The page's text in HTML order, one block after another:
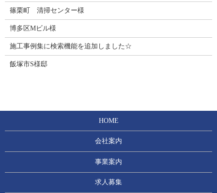
篠栗町 清掃センター様
博多区Mビル様
施工事例集に検索機能を追加しました☆
飯塚市S様邸
HOME
会社案内
事業案内
求人募集